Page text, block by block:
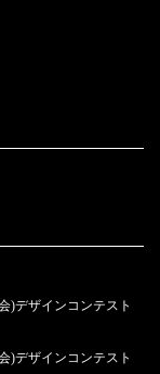
)デザインコンテスト
)デザインコンテスト